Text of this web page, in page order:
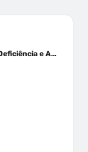
Direitos da Pessoa com Deficiência e Autistas